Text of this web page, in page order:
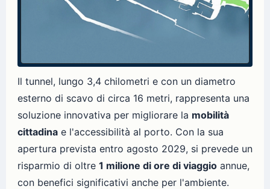
Il tunnel, lungo 3,4 chilometri e con un diametro
esterno di scavo di circa 16 metri, rappresenta una
soluzione innovativa per migliorare la mobilità
cittadina e l'accessibilità al porto. Con la sua
apertura prevista entro agosto 2029, si prevede un
risparmio di oltre 1 milione di ore di viaggio annue,
con benefici significativi anche per l'ambiente.